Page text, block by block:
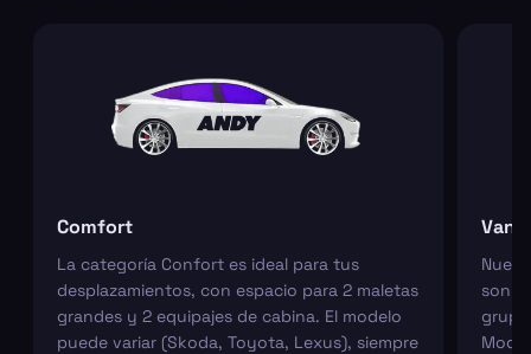
Comfort
La categoría Confort es ideal para tus
desplazamientos, con espacio para 2 maletas
grandes y 2 equipajes de cabina. El modelo
puede variar (Skoda, Toyota, Lexus), siempre
Van
son